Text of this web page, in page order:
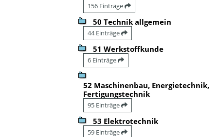
156 Einträge
50 Technik allgemein
44 Einträge
51 Werkstoffkunde
6 Einträge
52 Maschinenbau, Energietechnik,
Fertigungstechnik
95 Einträge
53 Elektrotechnik
59 Einträge